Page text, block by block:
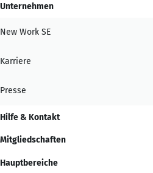
Unternehmen
New Work SE
Karriere
Presse
Hilfe & Kontakt
Mitgliedschaften
Hauptbereiche